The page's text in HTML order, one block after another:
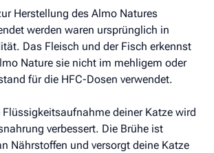
Herstellung des Almo Natures
werden waren ursprünglich in
Das Fleisch und der Fisch erkennst
Nature sie nicht im mehligem oder
für die HFC-Dosen verwendet.
deiner Katze wird
verbessert. Die Brühe ist
Nährstoffen und versorgt deine Katze